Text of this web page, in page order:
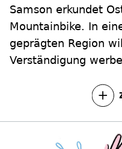
Samson erkundet
Mountainbike. In
geprägten Region
Verständigung